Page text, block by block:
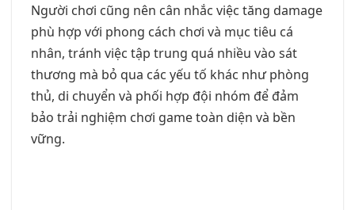
Người chơi cũng nên cân nhắc việc tăng damage
phù hợp với phong cách chơi và mục tiêu cá
nhân, tránh việc tập trung quá nhiều vào sát
thương mà bỏ qua các yếu tố khác như phòng
thủ, di chuyển và phối hợp đội nhóm để đảm
bảo trải nghiệm chơi game toàn diện và bền
vững.